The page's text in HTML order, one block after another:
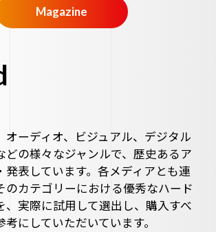
Magazine
オーディオ、ビジュアル、デジタル
どの様々なジャンルで、歴史あるア
発表しています。各メディアとも連
のカテゴリーにおける優秀なハード
、実際に試用して選出し、購入すべ
にしていただいています。